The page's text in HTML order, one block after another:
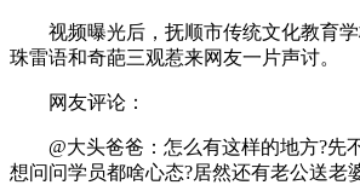
视频曝光后，抚顺市传统文化教育学
珠雷语和奇葩三观惹来网友一片声讨。
网友评论：
@大头爸爸：怎么有这样的地方?先
想问问学员都啥心态?居然还有老公送老